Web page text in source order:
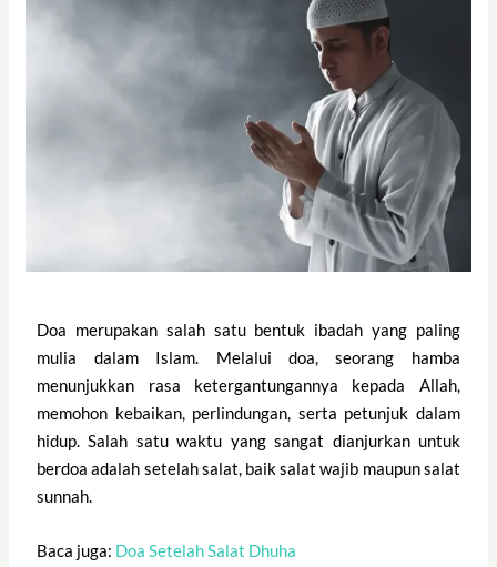
Doa merupakan salah satu bentuk ibadah yang paling
mulia dalam Islam. Melalui doa, seorang hamba
menunjukkan rasa ketergantungannya kepada Allah,
memohon kebaikan, perlindungan, serta petunjuk dalam
hidup. Salah satu waktu yang sangat dianjurkan untuk
berdoa adalah setelah salat, baik salat wajib maupun salat
sunnah.
Baca juga: Doa Setelah Salat Dhuha